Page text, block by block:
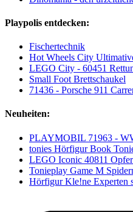
Playpolis entdecken:
Fischertechnik
Hot Wheels City
LEGO City - 60451
Small Foot Brettschaukel
71436 - Porsche 911
Neuheiten:
PLAYMOBIL 71963 -
tonies Hörfigur Book
LEGO Iconic 40811
Tonieplay Game M
Hörfigur Kle!ne Experten